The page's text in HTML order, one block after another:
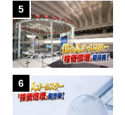
5
6